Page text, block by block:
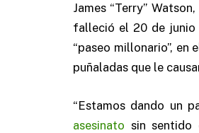
James “Terry”
falleció el 20 de junio
“paseo millonario”,
puñaladas que le
“Estamos dando un
asesinato sin sentido